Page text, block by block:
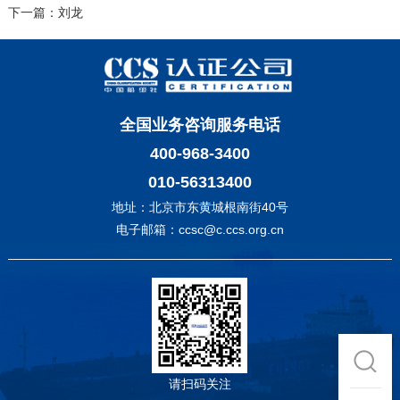
下一篇：刘龙
全国业务咨询服务电话
400-968-3400
010-56313400
地址：北京市东黄城根南街40号
电子邮箱：ccsc@c.ccs.org.cn
请扫码关注